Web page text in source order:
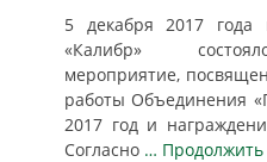
5 декабря 2017 года
«Калибр»
мероприятие,
работы Объединения
2017 год и
Согласно …